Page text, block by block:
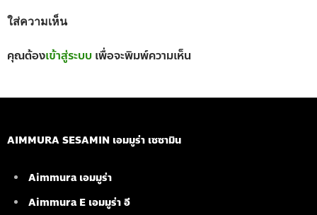
ใส่ความเห็น
คุณต้องเข้าสู่ระบบ เพื่อจะพิมพ์ความเห็น
AIMMURA SESAMIN เอมมูร่า เซซามิน
Aimmura เอมมูร่า
Aimmura E เอมมูร่า อี